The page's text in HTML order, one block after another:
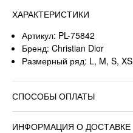
ХАРАКТЕРИСТИКИ
Артикул: PL-75842
Бренд: Christian Dior
Размерный ряд: L, M, S, XS
СПОСОБЫ ОПЛАТЫ
ИНФОРМАЦИЯ О ДОСТАВКЕ